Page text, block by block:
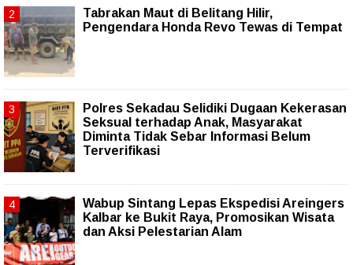
Tabrakan Maut di Belitang Hilir,
Pengendara Honda Revo Tewas di Tempat
Polres Sekadau Selidiki Dugaan Kekerasan
Seksual terhadap Anak, Masyarakat
Diminta Tidak Sebar Informasi Belum
Terverifikasi
Wabup Sintang Lepas Ekspedisi Areingers
Kalbar ke Bukit Raya, Promosikan Wisata
dan Aksi Pelestarian Alam